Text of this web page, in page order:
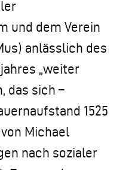
und dem Verein
anlässlich des
„weiter
das sich –
1525
Michael
nach sozialer